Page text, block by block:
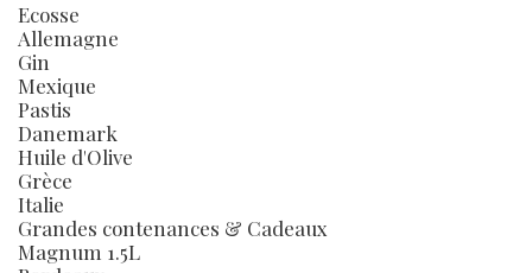
Ecosse
Allemagne
Gin
Mexique
Pastis
Danemark
Huile d'Olive
Grèce
Italie
Grandes contenances & Cadeaux
Magnum 1.5L